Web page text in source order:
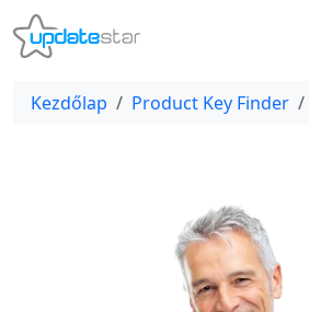
Kezdőlap Product Key Finder